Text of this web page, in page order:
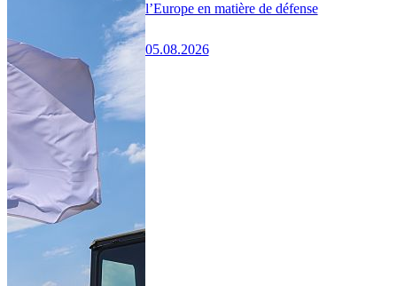
l’Europe en matière de défense
05.08.2026